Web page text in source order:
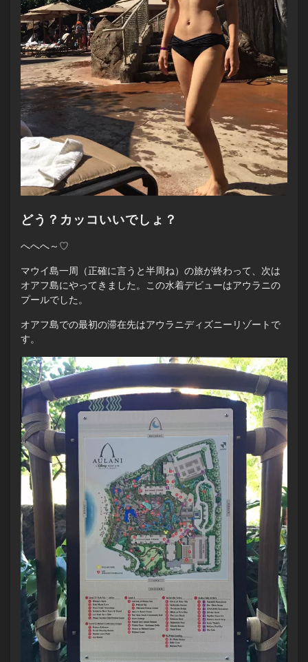
どう？カッコいいでしょ？
へへへ～♡
マウイ島一周（正確に言うと半周ね）の旅が終わって、次は
オアフ島にやってきました。この水着デビューはアウラニの
プールでした。
オアフ島での最初の滞在先はアウラニディズニーリゾートで
す。